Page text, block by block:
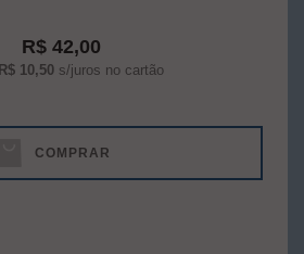
R$ 42,00
R$ 10,50s/juros no cartão
COMPRAR